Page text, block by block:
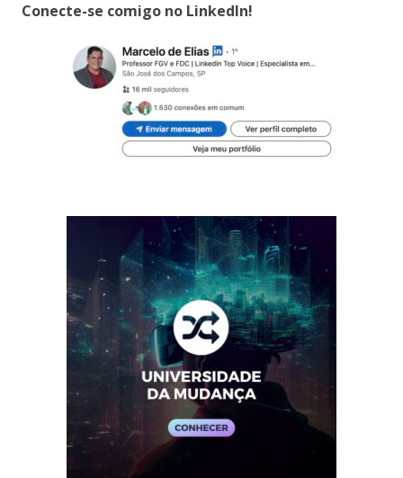
Conecte-se comigo no LinkedIn!